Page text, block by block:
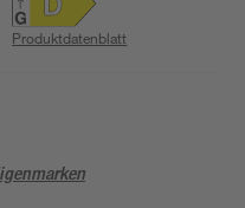
Produktdatenblatt